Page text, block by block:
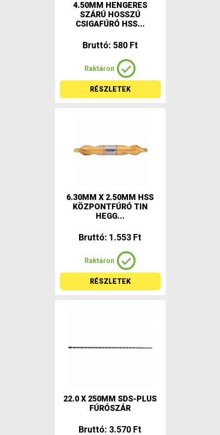
4.50MM HENGERES
SZÁRÚ HOSSZÚ
CSIGAFÚRÓ HSS...
Bruttó: 580 Ft
Raktáron
RÉSZLETEK
6.30MM X 2.50MM HSS
KÖZPONTFÚRÓ TIN
HEGG...
Bruttó: 1.553 Ft
Raktáron
RÉSZLETEK
22.0 X 250MM SDS-PLUS
FÚRÓSZÁR
Bruttó: 3.570 Ft